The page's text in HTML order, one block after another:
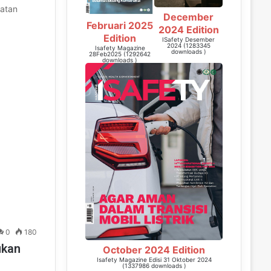
0 180
Februari 2025
Edition
Isafety Magazine
28Feb2025 (1292642
downloads )
December
2024 Edition
ISafety Desember
2024 (1283345
downloads )
October 2024 Edition
Isafety Magazine Edisi 31 Oktober 2024
(1337986 downloads )